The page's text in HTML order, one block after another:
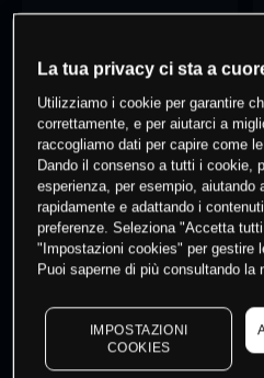
0 % dei clienti hanno
questo prodotto
Fai
I prezzi sono solo indicativi.
dati di mercato
to
La tua privacy ci sta a
Utilizziamo i cookie per garantire
correttamente, e per aiutarci a
raccogliamo dati per capire come
Dando il consenso a tutti i cookie,
esperienza, per esempio, aiutando
rapidamente e adattando i
preferenze. Seleziona "Accetta
"Impostazioni cookies" per gestire
Puoi saperne di più consultando la
IMPOSTAZIONI
COOKIES